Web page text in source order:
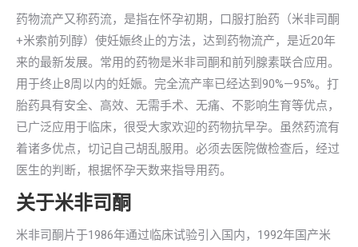
药物流产又称药流，是指在怀孕初期，口服打胎药（米非司酮
+米索前列醇）使妊娠终止的方法，达到药物流产，是近20年
来的最新发展。常用的药物是米非司酮和前列腺素联合应用。
用于终止8周以内的妊娠。完全流产率已经达到90%—95%。打
胎药具有安全、高效、无需手术、无痛、不影响生育等优点，
已广泛应用于临床，很受大家欢迎的药物抗早孕。虽然药流有
着诸多优点，切记自己胡乱服用。必须去医院做检查后，经过
医生的判断，根据怀孕天数来指导用药。
关于米非司酮
米非司酮片于1986年通过临床试验引入国内，1992年国产米